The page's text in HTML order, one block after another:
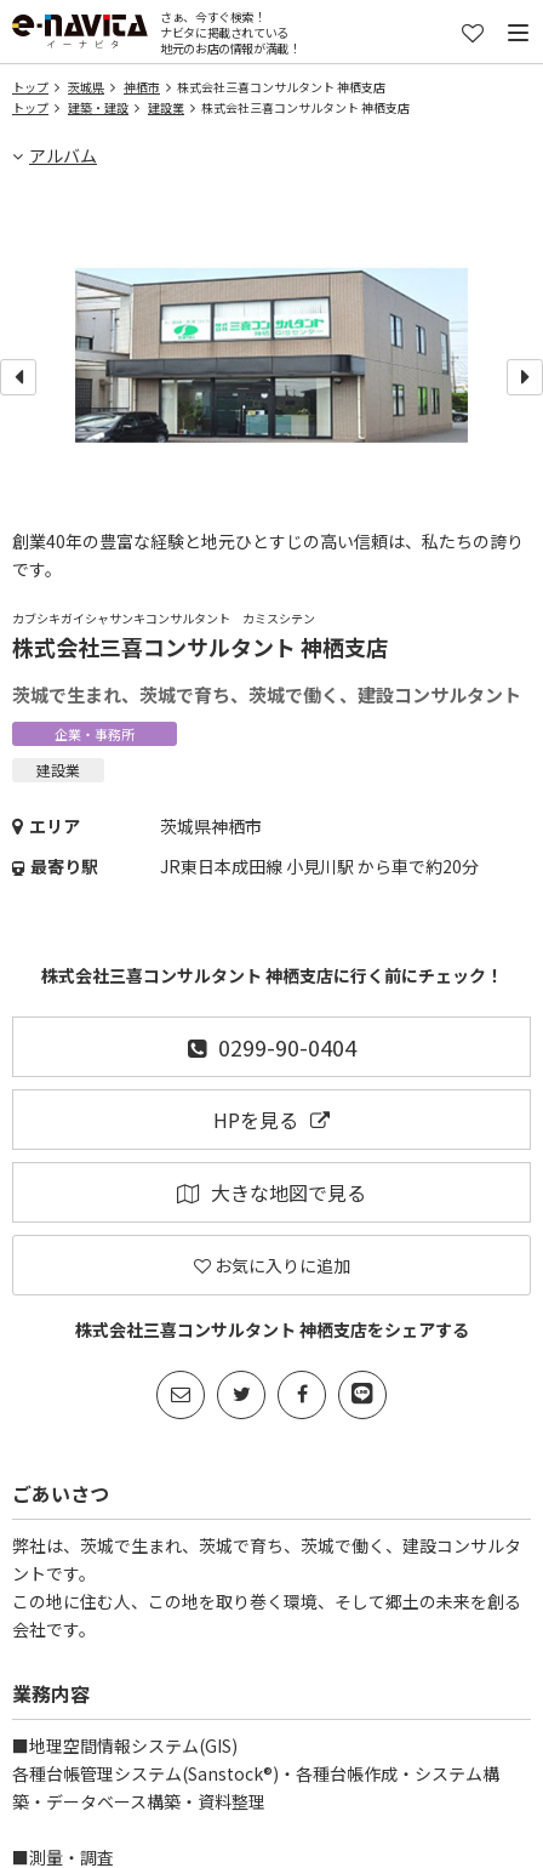
さぁ、今すぐ検索！
ナビタに掲載されている
地元のお店の情報が満載！
トップ 茨城県 神栖市
株式会社三喜コンサルタント 神栖支店
トップ
建築・建設 建設業 株式会社三喜コンサルタント 神栖支店
アルバム
カブシキガイシャサンキコンサルタント カミスシテン
株式会社三喜コンサルタント 神栖支店
茨城で生まれ、茨城で育ち、茨城で働く、建設コンサルタント
企業・事務所
建設業
エリア
茨城県神栖市
最寄り駅
JR東日本成田線 小見川駅 から車で約20分
株式会社三喜コンサルタント 神栖支店に行く前にチェック！
0299-90-0404
HPを見る
大きな地図で見る
お気に入りに追加
株式会社三喜コンサルタント 神栖支店をシェアする
創業40年の豊富な経験と地元ひとすじの高い信頼は、私たちの誇り
です。
ごあいさつ
弊社は、茨城で生まれ、茨城で育ち、茨城で働く、建設コンサルタ
ントです。
この地に住む人、この地を取り巻く環境、そして郷土の未来を創る
会社です。
業務内容
■地理空間情報システム(GIS)
各種台帳管理システム(Sanstock®)・各種台帳作成・システム構
築・データベース構築・資料整理
■測量・調査